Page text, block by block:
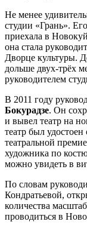
Не менее
студии «Грань».
приехала в
она стала
Дворце культуры.
дольше двух-трёх
руководителем
В 2011 году
Бокурадзе. Он
и вывел театр на
театр был
театральной
художника по
можно увидеть в
По словам
Кондратьевой,
количества
проводиться в